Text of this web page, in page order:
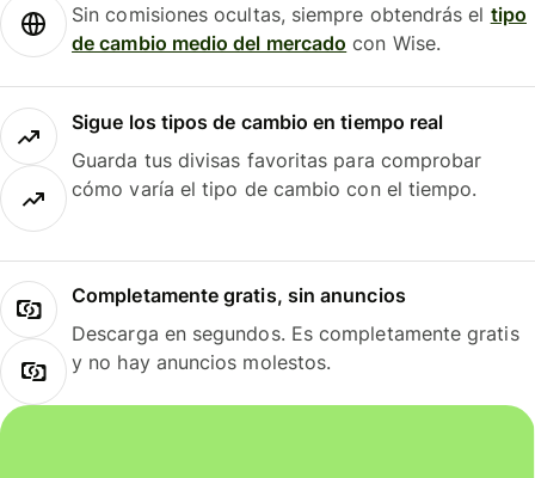
Sin comisiones ocultas, siempre obtendrás el tipo
de cambio medio del mercado con Wise.
Sigue los tipos de cambio en tiempo real
Guarda tus divisas favoritas para comprobar
cómo varía el tipo de cambio con el tiempo.
Completamente gratis, sin anuncios
Descarga en segundos. Es completamente gratis
y no hay anuncios molestos.